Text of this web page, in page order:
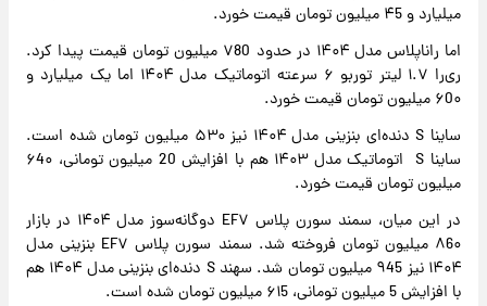
میلیارد و ۴5 میلیون تومان قیمت خورد.
اما راناپلاس مدل ۱۴۰۴ در حدود ۷80 میلیون تومان قیمت پیدا کرد.
ری‌را ۱.۷ لیتر توربو ۶ سرعته اتوماتیک مدل ۱۴۰۴ اما یک میلیارد و
۶0۰ میلیون تومان قیمت خورد.
ساینا S دنده‌ای بنزینی مدل ۱۴۰۴ نیز ۵۳۰ میلیون تومان شده است.
ساینا S اتوماتیک مدل ۱۴۰۳ هم با افزایش 20 میلیون تومانی، ۶4۰
میلیون تومان قیمت خورد.
در این میان، سمند سورن پلاس EF۷ دوگانه‌سوز مدل ۱۴۰۴ در بازار
۸6۰ میلیون تومان فروخته شد. سمند سورن پلاس EF۷ بنزینی مدل
۱۴۰۴ نیز ۹45 میلیون تومان شد. سهند S دنده‌ای بنزینی مدل ۱۴۰۴ هم
با افزایش 5 میلیون تومانی، ۶۱5 میلیون تومان شده است.